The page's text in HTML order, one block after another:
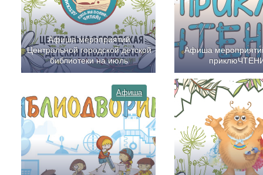
Афиша мероприятий
Центральной городской детской
библиотеки на июль
Афиша
Афиша